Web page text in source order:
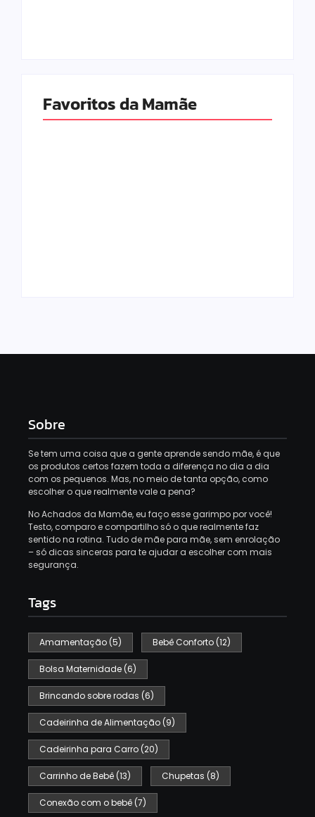
Favoritos da Mamãe
Sobre
Se tem uma coisa que a gente aprende sendo mãe, é que
os produtos certos fazem toda a diferença no dia a dia
com os pequenos. Mas, no meio de tanta opção, como
escolher o que realmente vale a pena?
No Achados da Mamãe, eu faço esse garimpo por você!
Testo, comparo e compartilho só o que realmente faz
sentido na rotina. Tudo de mãe para mãe, sem enrolação
– só dicas sinceras para te ajudar a escolher com mais
segurança.
Tags
Amamentação (5) Bebê Conforto (12)
Bolsa Maternidade (6)
Brincando sobre rodas (6)
Cadeirinha de Alimentação (9)
Cadeirinha para Carro (20)
Carrinho de Bebê (13) Chupetas (8)
Conexão com o bebê (7)